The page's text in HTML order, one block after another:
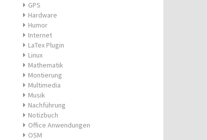
GPS
Hardware
Humor
Internet
LaTex Plugin
Linux
Mathematik
Montierung
Multimedia
Musik
Nachführung
Notizbuch
Office Anwendungen
OSM